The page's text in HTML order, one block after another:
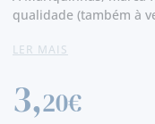
qualidade (também à
lhe confere um sabor
LER MAIS
3,20€